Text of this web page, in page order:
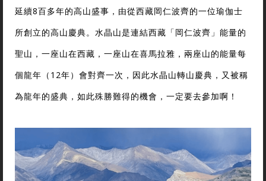
延續8百多年的高山盛事，由從西藏岡仁波齊的一位瑜伽士
所創立的高山慶典。水晶山是連結西藏「岡仁波齊」能量的
聖山，一座山在西藏，一座山在喜馬拉雅，兩座山的能量每
個龍年（12年）會對齊一次，因此水晶山轉山慶典，又被稱
為龍年的盛典，如此殊勝難得的機會，一定要去參加啊！